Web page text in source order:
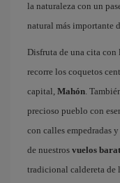
la naturaleza con un
natural más importante
Disfruta de una cita con
recorre los coquetos
capital, Mahón.
precioso pueblo con
con calles empedradas
de nuestros vuelos
tradicional caldereta de